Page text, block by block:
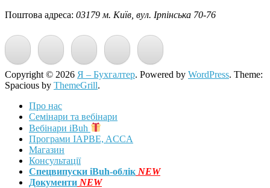
Поштова адреса: 03179 м. Київ, вул. Ірпінська 70-76
Copyright © 2026 Я – Бухгалтер. Powered by WordPress. Theme:
Spacious by ThemeGrill.
Про нас
Семінари та вебінари
Вебінари iBuh
Програми IAPBE, ACCA
Магазин
Консультації
Спецвипуски iBuh-облік NEW
Документи NEW